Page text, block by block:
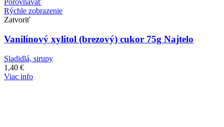
Porovnávať
Rýchle zobrazenie
Zatvoriť
Vanilínový xylitol (brezový) cukor 75g Najtelo
Sladidlá, sirupy
1,40 €
Viac info